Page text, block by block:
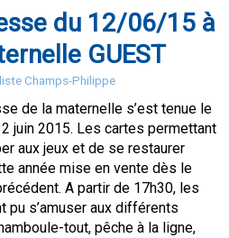
du 12/06/15 à
GUEST
Champs-Philippe
de la maternelle s’est tenue le
juin 2015. Les cartes permettant
aux jeux et de se restaurer
année mise en vente dès le
A partir de 17h30, les
pu s’amuser aux différents
tout, pêche à la ligne,